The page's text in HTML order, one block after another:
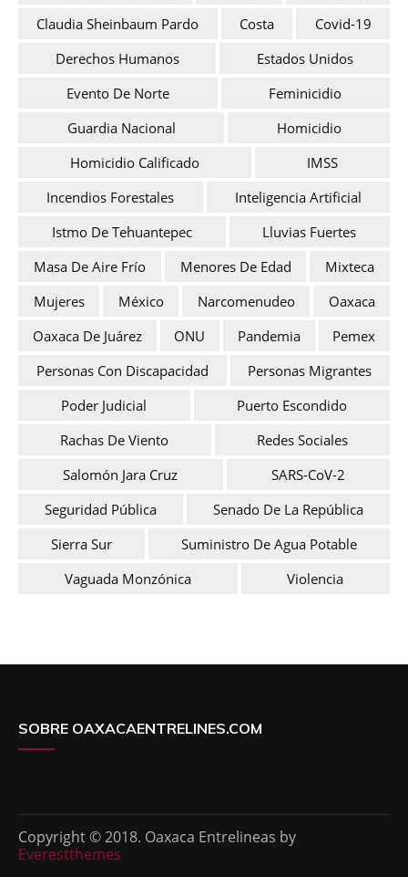
Claudia Sheinbaum Pardo
Costa
Covid-19
Derechos Humanos
Estados Unidos
Evento De Norte
Feminicidio
Guardia Nacional
Homicidio
Homicidio Calificado
IMSS
Incendios Forestales
Inteligencia Artificial
Istmo De Tehuantepec
Lluvias Fuertes
Masa De Aire Frío
Menores De Edad
Mixteca
Mujeres
México Narcomenudeo
Oaxaca
Oaxaca De Juárez
ONU Pandemia
Pemex
Personas Con Discapacidad
Personas Migrantes
Poder Judicial
Puerto Escondido
Rachas De Viento
Redes Sociales
Salomón Jara Cruz
SARS-CoV-2
Seguridad Pública
Senado De La República
Sierra Sur
Suministro De Agua Potable
Vaguada Monzónica
Violencia
SOBRE OAXACAENTRELINES.COM
Copyright © 2018. Oaxaca Entrelineas by
Everestthemes